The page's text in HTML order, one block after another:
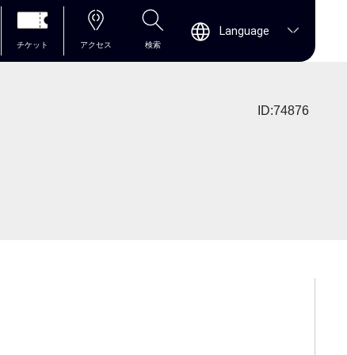
チケット アクセス 検索
Language
ID:74876